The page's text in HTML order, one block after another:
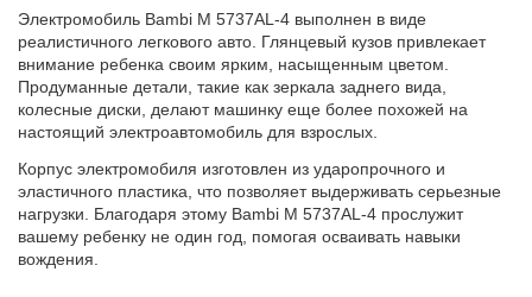
Электромобиль Bambi M 5737AL-4 выполнен в виде
реалистичного легкового авто. Глянцевый кузов привлекает
внимание ребенка своим ярким, насыщенным цветом.
Продуманные детали, такие как зеркала заднего вида,
колесные диски, делают машинку еще более похожей на
настоящий электроавтомобиль для взрослых.
Корпус электромобиля изготовлен из ударопрочного и
эластичного пластика, что позволяет выдерживать серьезные
нагрузки. Благодаря этому Bambi M 5737AL-4 прослужит
вашему ребенку не один год, помогая осваивать навыки
вождения.